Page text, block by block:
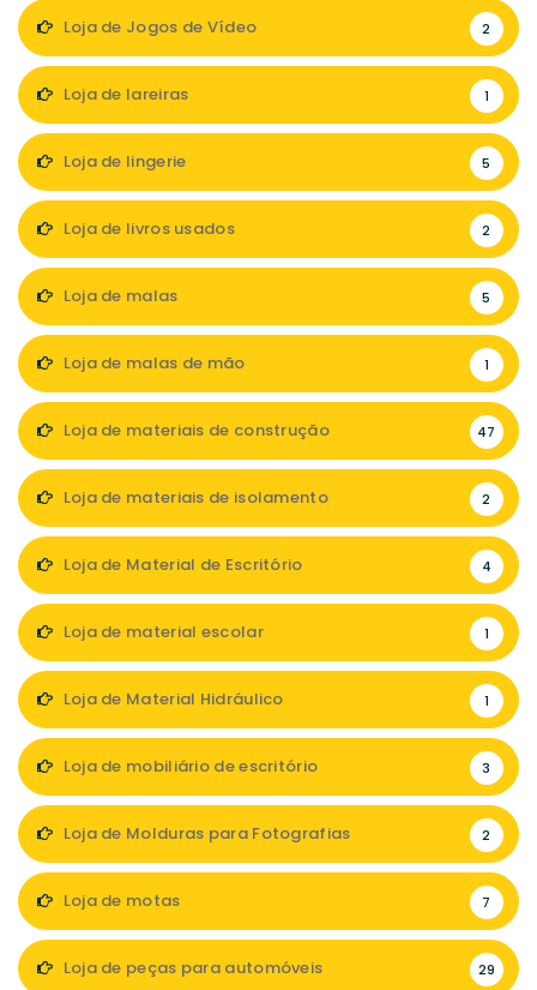
Loja de Jogos de Vídeo 2
Loja de lareiras 1
Loja de lingerie 5
Loja de livros usados 2
Loja de malas 5
Loja de malas de mão 1
Loja de materiais de construção 47
Loja de materiais de isolamento 2
Loja de Material de Escritório 4
Loja de material escolar 1
Loja de Material Hidráulico 1
Loja de mobiliário de escritório 3
Loja de Molduras para Fotografias 2
Loja de motas 7
Loja de peças para automóveis 29